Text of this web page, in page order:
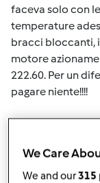
faceva solo con
temperature
bracci bloccanti,
motore
222.60. Per un
pagare niente!!!!
Accedio
We Care
We and our315